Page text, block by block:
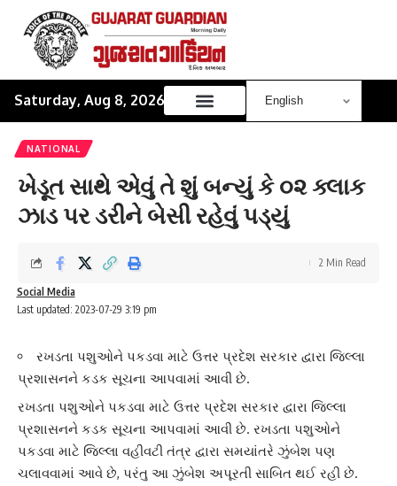
Saturday, Aug 8, 2026
NATIONAL
ખેડૂત સાથે એવું તે શું બન્યું કે ૦૨ ક્લાક
ઝાડ પર ડરીને બેસી રહેવું પડ્યું
Last updated: 2023-07-29 3:19 pm
Social Media
2 Min Read
રખડતા પશુઓને પકડવા માટે ઉત્તર પ્રદેશ સરકાર દ્વારા જિલ્લા
પ્રશાસનને કડક સૂચના આપવામાં આવી છે.
રખડતા પશુઓને પકડવા માટે ઉત્તર પ્રદેશ સરકાર દ્વારા જિલ્લા
પ્રશાસનને કડક સૂચના આપવામાં આવી છે. રખડતા પશુઓને
પકડવા માટે જિલ્લા વહીવટી તંત્ર દ્વારા સમયાંતરે ઝુંબેશ પણ
ચલાવવામાં આવે છે, પરંતુ આ ઝુંબેશ અપૂરતી સાબિત થઈ રહી છે.